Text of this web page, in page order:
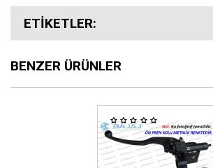
ETIKETLER:
BENZER ÜRÜNLER